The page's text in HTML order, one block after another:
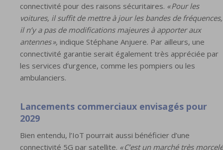
connectivité pour des raisons sécuritaires. « Pour les
voitures, il suffit de mettre à jour les bandes de fréquences,
il n’y a pas de modifications majeures à apporter aux
antennes », indique Stéphane Anjuere. Par ailleurs, une
connectivité garantie serait également très appréciée par
les services d’urgence, comme les pompiers ou les
ambulanciers.
Lancements commerciaux envisagés pour
2029
Bien entendu, l’IoT pourrait aussi bénéficier d’une
connectivité 5G par satellite. « C’est un marché très morcelé